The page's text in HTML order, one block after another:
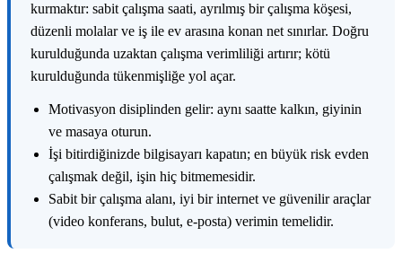
kurmaktır: sabit çalışma saati, ayrılmış bir çalışma köşesi,
düzenli molalar ve iş ile ev arasına konan net sınırlar. Doğru
kurulduğunda uzaktan çalışma verimliliği artırır; kötü
kurulduğunda tükenmişliğe yol açar.
Motivasyon disiplinden gelir: aynı saatte kalkın, giyinin
ve masaya oturun.
İşi bitirdiğinizde bilgisayarı kapatın; en büyük risk evden
çalışmak değil, işin hiç bitmemesidir.
Sabit bir çalışma alanı, iyi bir internet ve güvenilir araçlar
(video konferans, bulut, e-posta) verimin temelidir.